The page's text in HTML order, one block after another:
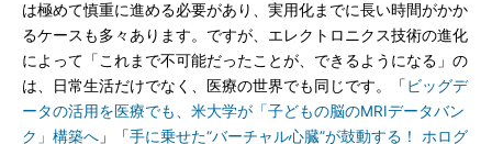
は極めて慎重に進める必要があり、実用化までに長い時間がかか
るケースも多々あります。ですが、エレクトロニクス技術の進化
によって「これまで不可能だったことが、できるようになる」の
は、日常生活だけでなく、医療の世界でも同じです。「 ビッグデ
ータの活用を医療でも、米大学が「子どもの脳のMRIデータバン
ク」構築へ 」「手に乗せた“バーチャル心臓”が鼓動する！ ホログ